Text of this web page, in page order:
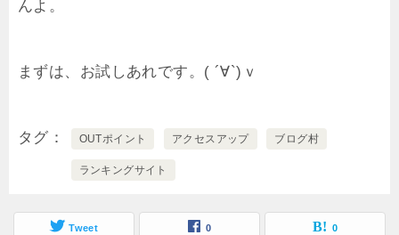
んよ。
まずは、お試しあれです。( ´∀`)ｖ
タグ OUTポイント アクセスアップ ブログ村
ランキングサイト
Tweet 0 0